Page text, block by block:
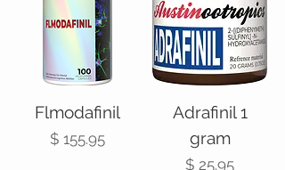
Adrafinil 1
gram
מחיר
Flmodafinil
מחיר